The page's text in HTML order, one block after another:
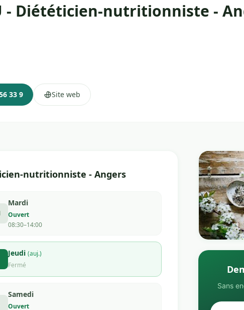
- Diététicien-nutritionniste -
33 9 Site web
nutritionniste - Angers
Mardi
Ouvert
08:30–14:00
Jeudi (auj.)
Fermé
Samedi
Ouvert
Sans